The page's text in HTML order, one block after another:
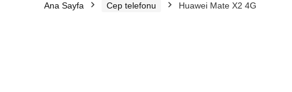
Ana Sayfa Cep telefonu Huawei Mate X2 4G